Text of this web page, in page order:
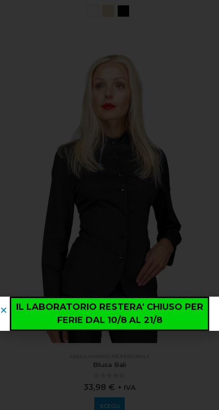
ABBIGLIAMENTO PROFESSIONALE
Blusa Bali
0out of 5
33,98 € + IVA
SCEGLI
IL LABORATORIO RESTERA' CHIUSO PER
FERIE DAL 10/8 AL 21/8